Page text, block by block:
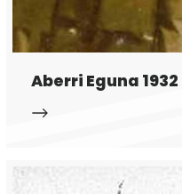
Aberri Eguna 1932